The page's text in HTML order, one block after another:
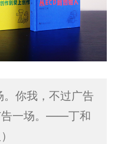
你我，不过广告
告一场。——丁和